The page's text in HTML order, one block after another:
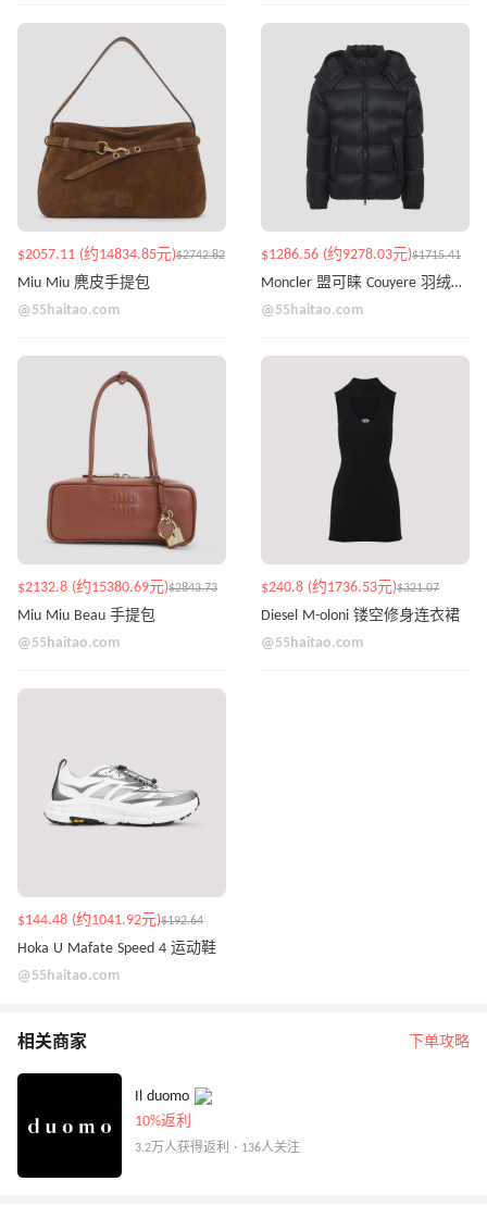
$2057.11 (约14834.85元)$2742.82
Miu Miu 麂皮手提包
@55haitao.com
$1286.56 (约9278.03元)$1715.41
Moncler 盟可睐 Couyere 羽绒夹克
@55haitao.com
$2132.8 (约15380.69元)$2843.73
Miu Miu Beau 手提包
@55haitao.com
$240.8 (约1736.53元)$321.07
Diesel M-oloni 镂空修身连衣裙
@55haitao.com
$144.48 (约1041.92元)$192.64
Hoka U Mafate Speed 4 运动鞋
@55haitao.com
相关商家 下单攻略
Il duomo
10%返利
3.2万人获得返利 · 136人关注